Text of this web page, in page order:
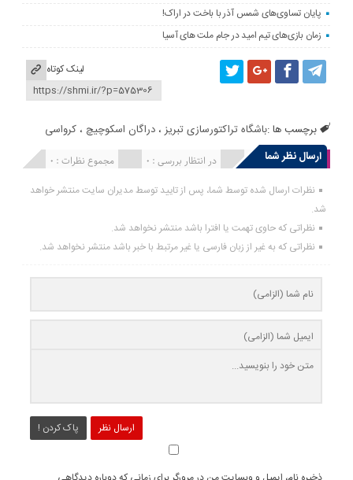
پایان تساوی‌های شمس آذر با باخت در اراک!
زمان بازی‌های تیم امید در جام ملت های آسیا
لینک کوتاه
برچسب ها :باشگاه تراکتورسازی تبریز ،دراگان اسکوچیچ ،کرواسی
ارسال نظر شما
مجموع نظرات : 0 در انتظار بررسی : 0 انتشار یافته : 0
نظرات ارسال شده توسط شما، پس از تایید توسط مدیران سایت منتشر خواهد
شد.
نظراتی که حاوی تهمت یا افترا باشد منتشر نخواهد شد.
نظراتی که به غیر از زبان فارسی یا غیر مرتبط با خبر باشد منتشر نخواهد شد.
ارسال نظر پاک کردن !